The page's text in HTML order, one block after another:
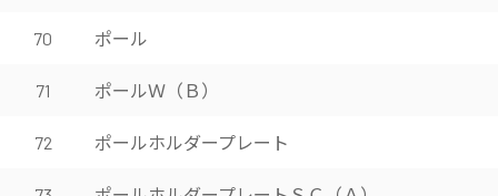
70 ポール
71 ポールＷ（Ｂ）
72 ポールホルダープレート